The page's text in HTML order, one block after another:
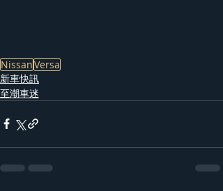
NissanVersa
新車快訊
至潮車迷